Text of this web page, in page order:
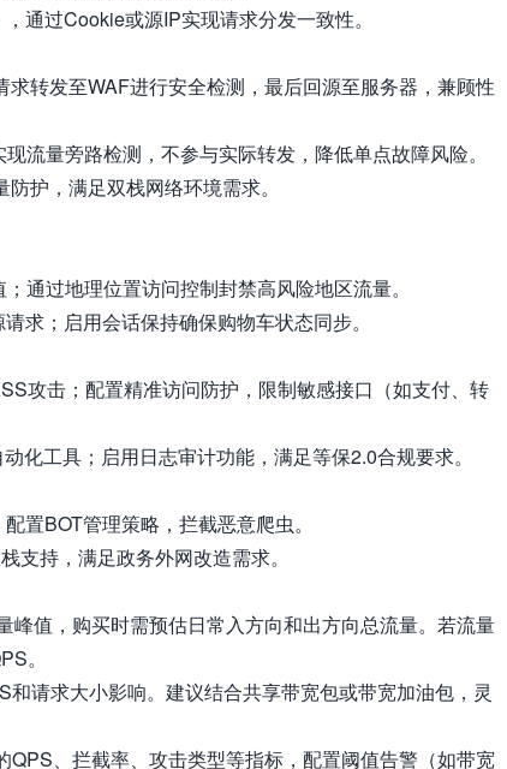
通过Cookie或源IP实现请求分发一致性。
转发至WAF进行安全检测，最后回源至服务器，兼顾性
流量旁路检测，不参与实际转发，降低单点故障风险。
护，满足双栈网络环境需求。
通过地理位置访问控制封禁高风险地区流量。
求；启用会话保持确保购物车状态同步。
攻击；配置精准访问防护，限制敏感接口（如支付、转
化工具；启用日志审计功能，满足等保2.0合规要求。
置BOT管理策略，拦截恶意爬虫。
支持，满足政务外网改造需求。
值，购买时需预估日常入方向和出方向总流量。若流量
。
请求大小影响。建议结合共享带宽包或带宽加油包，灵
、拦截率、攻击类型等指标，配置阈值告警（如带宽